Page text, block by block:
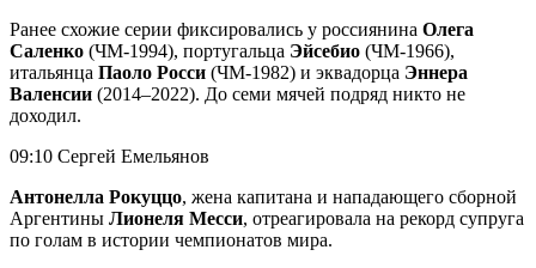
Ранее схожие серии фиксировались у россиянина Олега
Саленко (ЧМ-1994), португальца Эйсебио (ЧМ-1966),
итальянца Паоло Росси (ЧМ‑1982) и эквадорца Эннера
Валенсии (2014–2022). До семи мячей подряд никто не
доходил.
09:10 Сергей Емельянов
Антонелла Рокуццо, жена капитана и нападающего сборной
Аргентины Лионеля Месси, отреагировала на рекорд супруга
по голам в истории чемпионатов мира.